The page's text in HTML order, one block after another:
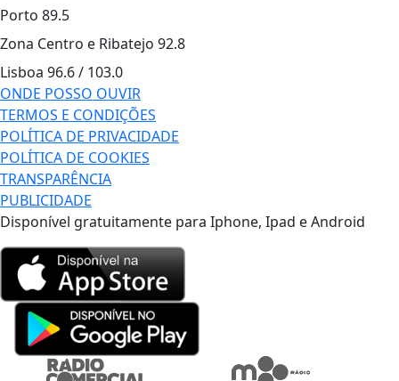
Porto 89.5
Zona Centro e Ribatejo 92.8
Lisboa 96.6 / 103.0
ONDE POSSO OUVIR
TERMOS E CONDIÇÕES
POLÍTICA DE PRIVACIDADE
POLÍTICA DE COOKIES
TRANSPARÊNCIA
PUBLICIDADE
Disponível gratuitamente para Iphone, Ipad e Android